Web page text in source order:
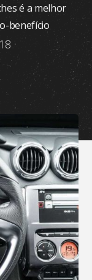
é a melhor
benefício